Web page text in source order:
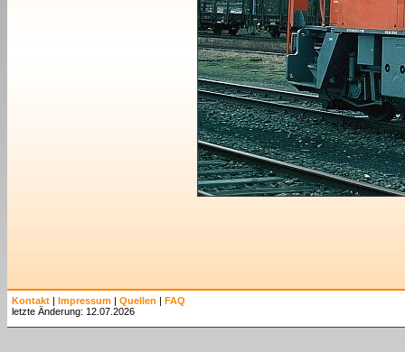
Kontakt | Impressum | Quellen | FAQ
letzte Änderung: 12.07.2026